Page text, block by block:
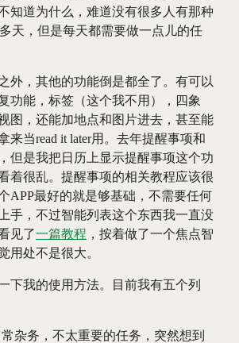
知道为什么，难道没有很多人有那种
天，但是每天都需要做一点儿的任
外，其他的功能倒是都全了。有可以
功能，标签（这个我不用），四象
图，还能加地点和图片进去，甚至能
来当read it later用。去年提醒事项和
但是我把日历上显示提醒事项这个功
着很乱。提醒事项的相关教程应该很
APP最好的就是够基础，不需要任何
手，不过智能列表这个东西我一直没
见了一篇教程 ，按着做了一个焦点智
用处不是很大。
下我的使用方法。目前我有五个列
杂务，不太重要的任务，突然想到